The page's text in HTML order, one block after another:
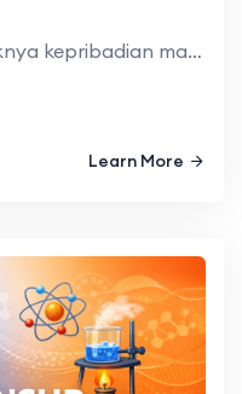
Memberikan bekal terbentuknya kepribadian mahasiswa secara utuh (kaffah) dengan menjadikan ajaran Islam sebagai landasan berpikir, bersikap, dan berperilaku dalam pengembangan keilmuan dan profesinya. Kepribadian yang
Learn More